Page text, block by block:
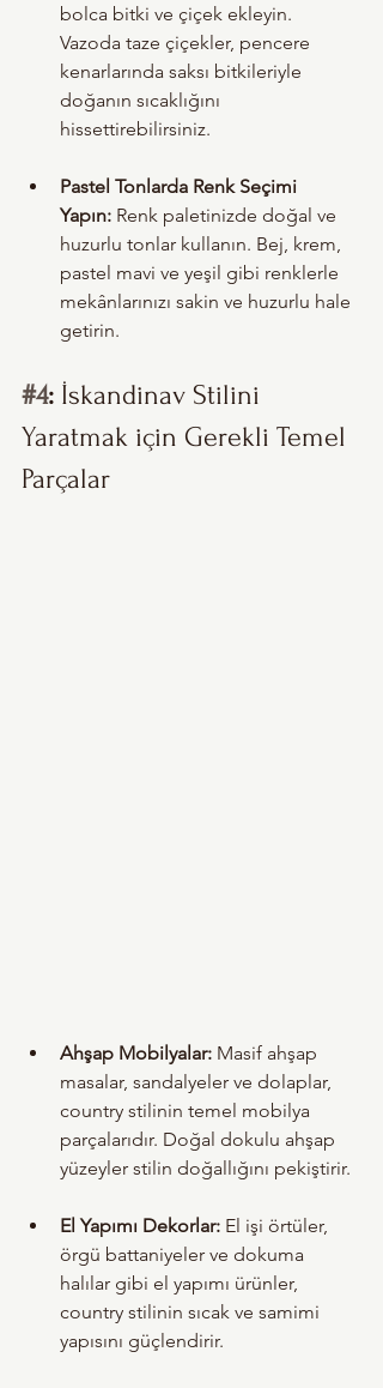
bolca bitki ve çiçek ekleyin.
Vazoda taze çiçekler, pencere
kenarlarında saksı bitkileriyle
doğanın sıcaklığını
hissettirebilirsiniz.
Pastel Tonlarda Renk Seçimi
Yapın: Renk paletinizde doğal ve
huzurlu tonlar kullanın. Bej, krem,
pastel mavi ve yeşil gibi renklerle
mekânlarınızı sakin ve huzurlu hale
getirin.
#4: İskandinav Stilini
Yaratmak için Gerekli Temel
Parçalar
Ahşap Mobilyalar: Masif ahşap
masalar, sandalyeler ve dolaplar,
country stilinin temel mobilya
parçalarıdır. Doğal dokulu ahşap
yüzeyler stilin doğallığını pekiştirir.
El Yapımı Dekorlar: El işi örtüler,
örgü battaniyeler ve dokuma
halılar gibi el yapımı ürünler,
country stilinin sıcak ve samimi
yapısını güçlendirir.